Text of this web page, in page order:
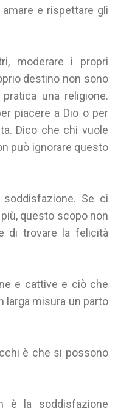
e rispettare gli
moderare i propri
destino non sono
una religione.
piacere a Dio o per
Dico che chi vuole
può ignorare questo
Se ci
questo scopo non
di trovare la felicità
e cattive e ciò che
larga misura un parto
è che si possono
è la soddisfazione